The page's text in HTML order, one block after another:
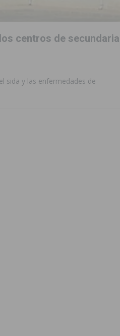
Andreu
gama mediante la
seis programas
centros de secundaria
sida y las enfermedades de